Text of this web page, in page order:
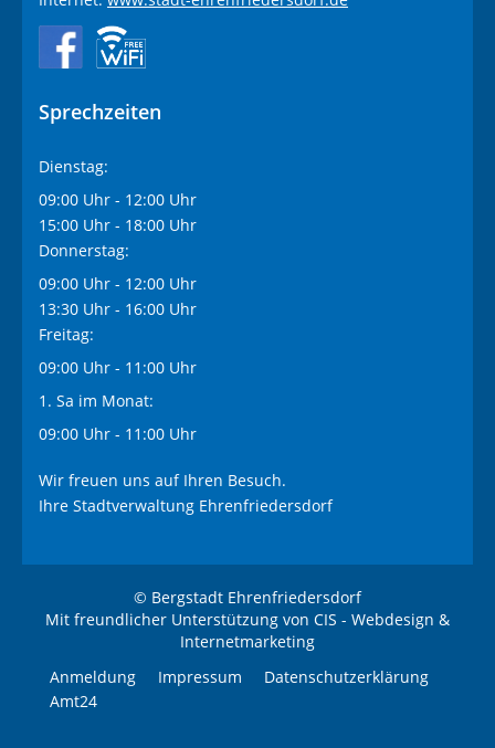
Sprechzeiten
Dienstag:
09:00 Uhr - 12:00 Uhr
15:00 Uhr - 18:00 Uhr
Donnerstag:
09:00 Uhr - 12:00 Uhr
13:30 Uhr - 16:00 Uhr
Freitag:
09:00 Uhr - 11:00 Uhr
1. Sa im Monat:
09:00 Uhr - 11:00 Uhr
Wir freuen uns auf Ihren Besuch.
Ihre Stadtverwaltung Ehrenfriedersdorf
© Bergstadt Ehrenfriedersdorf
Mit freundlicher Unterstützung von CIS - Webdesign &
Internetmarketing
Anmeldung
Impressum
Datenschutzerklärung
Amt24